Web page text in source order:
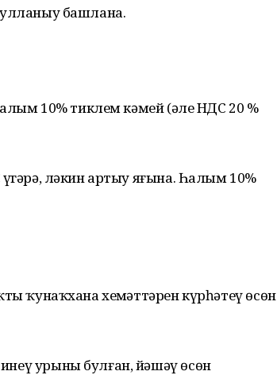
башлана.
10% тиклем кәмей (әле НДС 20 %
ләкин артыу яғына. Һалым 10%
ҡунаҡхана хеҙмәттәрен күрһәтеү өсөн
урыны булған, йәшәү өсөн